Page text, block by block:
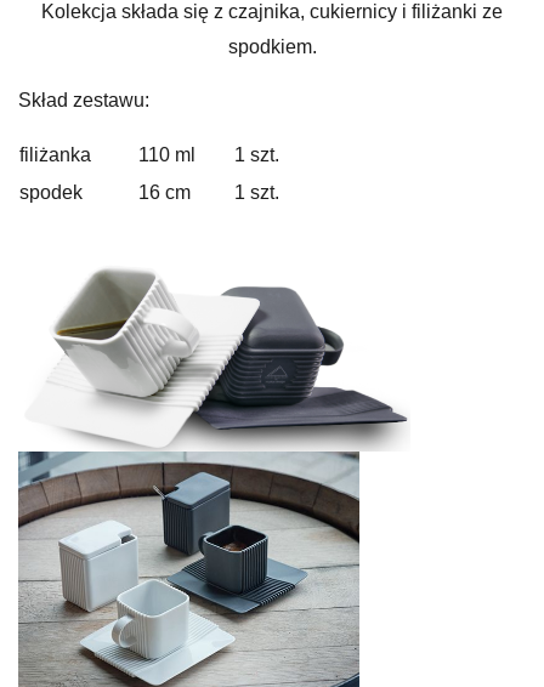
Kolekcja składa się z czajnika, cukiernicy i filiżanki ze
spodkiem.
Skład zestawu:
filiżanka 110 ml
1 szt.
spodek
16 cm 1 szt.